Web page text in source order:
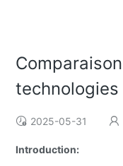
2025-05-31
Introduction: